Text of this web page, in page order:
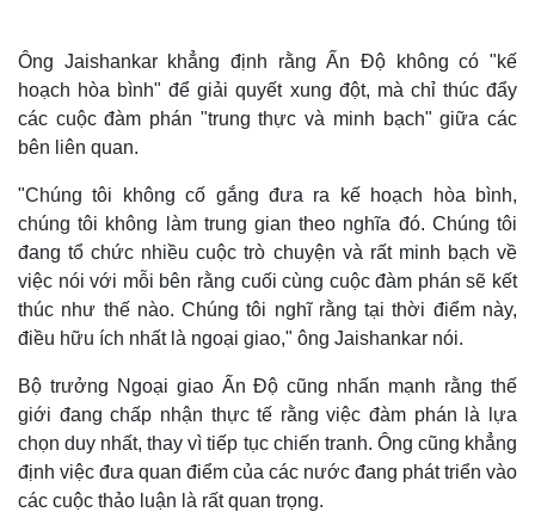
Ông Jaishankar khẳng định rằng Ấn Độ không có "kế
hoạch hòa bình" để giải quyết xung đột, mà chỉ thúc đẩy
các cuộc đàm phán "trung thực và minh bạch" giữa các
bên liên quan.
"Chúng tôi không cố gắng đưa ra kế hoạch hòa bình,
chúng tôi không làm trung gian theo nghĩa đó. Chúng tôi
đang tổ chức nhiều cuộc trò chuyện và rất minh bạch về
việc nói với mỗi bên rằng cuối cùng cuộc đàm phán sẽ kết
thúc như thế nào. Chúng tôi nghĩ rằng tại thời điểm này,
điều hữu ích nhất là ngoại giao," ông Jaishankar nói.
Bộ trưởng Ngoại giao Ấn Độ cũng nhấn mạnh rằng thế
giới đang chấp nhận thực tế rằng việc đàm phán là lựa
chọn duy nhất, thay vì tiếp tục chiến tranh. Ông cũng khẳng
định việc đưa quan điểm của các nước đang phát triển vào
các cuộc thảo luận là rất quan trọng.